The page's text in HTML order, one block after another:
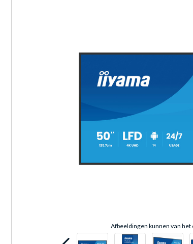
Afbeeldingen kunnen van